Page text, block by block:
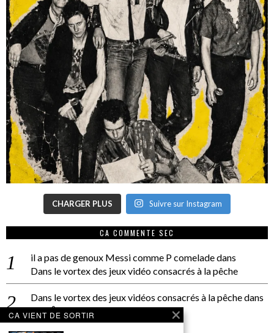
CHARGER PLUS Suivre sur Instagram
CA COMMENTE SEC
il a pas de genoux Messi comme P comeladedans
Dans le vortex des jeux vidéo consacrés à la pêche
Dans le vortex des jeux vidéos consacrés à la pêchedans
PACÔME THIELLEMENT
La séance d’Hip Gnose
CA VIENT DE SORTIR